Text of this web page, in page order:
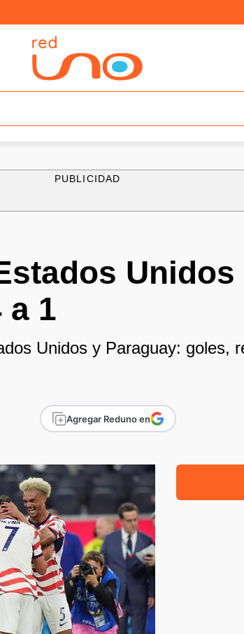
PUBLICIDAD
Unidos
a 1
Unidos y Paraguay: goles,
Agregar Reduno en